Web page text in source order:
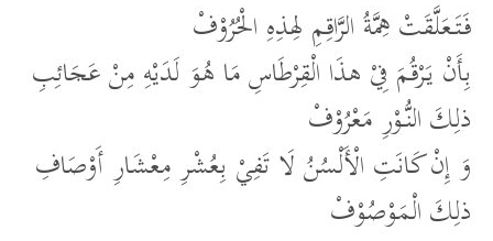
فَتَعَلَّقَتْ هِمَّةُ الرَّاقِمِ لِهذِهِ الْحُرُوْفْ
بِأَنْ يَرْقُمَ فِيْ هذَا الْقِرْطَاسِ مَا هُوَ لَدَيْهِ مِنْ عَجَائِبِ
ذلِكَ النُّوْرِ مَعْرُوْفْ
وَ إِنْ كَانَتِ الْأَلْسُنُ لَا تَفِيْ بِعُشْرِ مِعْشَارِ أَوْصَافِ
ذلِكَ الْمَوْصُوْفْ